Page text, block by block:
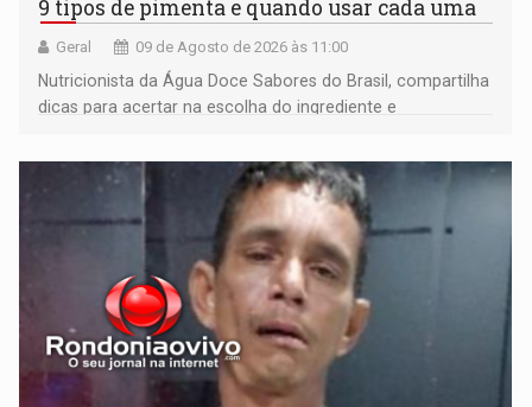
9 tipos de pimenta e quando usar cada uma
Geral 09 de Agosto de 2026 às 11:00
Nutricionista da Água Doce Sabores do Brasil, compartilha
dicas para acertar na escolha do ingrediente e